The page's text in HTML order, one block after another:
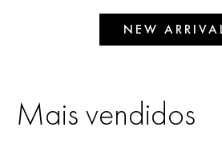
NEW
Mais vendidos